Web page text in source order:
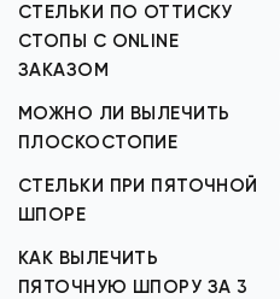
СТЕЛЬКИ ПО ОТТИСКУ
СТОПЫ С ONLINE
ЗАКАЗОМ
МОЖНО ЛИ ВЫЛЕЧИТЬ
ПЛОСКОСТОПИЕ
СТЕЛЬКИ ПРИ ПЯТОЧНОЙ
ШПОРЕ
КАК ВЫЛЕЧИТЬ
ПЯТОЧНУЮ ШПОРУ ЗА 3